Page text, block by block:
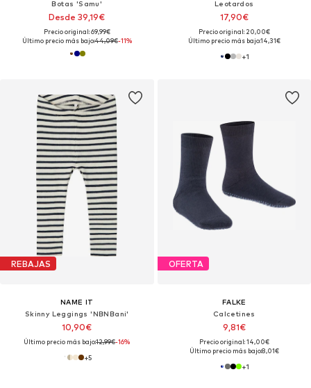
Botas 'Samu'
Desde 39,19€
Precio original: 69,99€
Último precio más bajo:44,09€-11%
Leotardos
17,90€
Precio original: 20,00€
Último precio más bajo:14,31€
+1
REBAJAS
NAME IT
Skinny Leggings 'NBNBani'
10,90€
Último precio más bajo:12,99€-16%
+5
OFERTA
FALKE
Calcetines
9,81€
Precio original: 14,00€
Último precio más bajo:8,01€
+1